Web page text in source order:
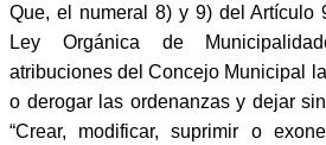
Que, el numeral 8) y 9) del Artículo
Ley Orgánica de
atribuciones del Concejo Municipal
o derogar las ordenanzas y dejar
“Crear, modificar, suprimir o